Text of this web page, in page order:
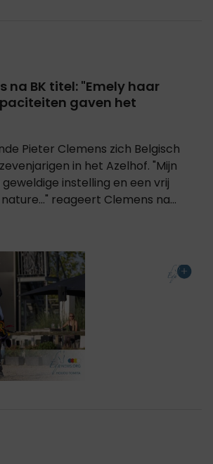
na BK titel: "Emely haar
gaven het
Pieter Clemens zich Belgisch
in het Azelhof. "Mijn
instelling en een vrij
reageert Clemens na...